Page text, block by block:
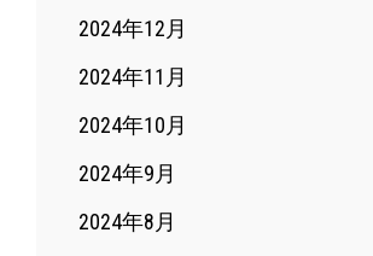
2024年12月
2024年11月
2024年10月
2024年9月
2024年8月